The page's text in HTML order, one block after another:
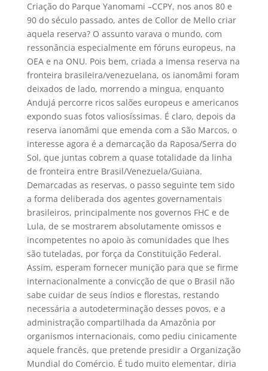
Criação do Parque Yanomami –CCPY, nos anos 80 e
90 do século passado, antes de Collor de Mello criar
aquela reserva? O assunto varava o mundo, com
ressonância especialmente em fóruns europeus, na
OEA e na ONU. Pois bem, criada a imensa reserva na
fronteira brasileira/venezuelana, os ianomâmi foram
deixados de lado, morrendo a mingua, enquanto
Andujá percorre ricos salões europeus e americanos
expondo suas fotos valiosíssimas. É claro, depois da
reserva ianomâmi que emenda com a São Marcos, o
interesse agora é a demarcação da Raposa/Serra do
Sol, que juntas cobrem a quase totalidade da linha
de fronteira entre Brasil/Venezuela/Guiana.
Demarcadas as reservas, o passo seguinte tem sido
a forma deliberada dos agentes governamentais
brasileiros, principalmente nos governos FHC e de
Lula, de se mostrarem absolutamente omissos e
incompetentes no apoio às comunidades que lhes
são tuteladas, por força da Constituição Federal.
Assim, esperam fornecer munição para que se firme
internacionalmente a convicção de que o Brasil não
sabe cuidar de seus índios e florestas, restando
necessária a autodeterminação desses povos, e a
administração compartilhada da Amazônia por
organismos internacionais, como pediu cinicamente
aquele francês, que pretende presidir a Organização
Mundial do Comércio. É tudo muito elementar, diria